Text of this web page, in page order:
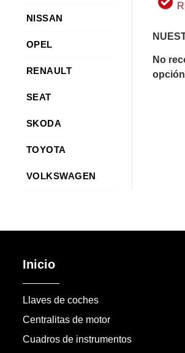
NISSAN
OPEL
RENAULT
SEAT
SKODA
TOYOTA
VOLKSWAGEN
No
Inicio
Llaves de coches
Centralitas de motor
Cuadros de instrumentos